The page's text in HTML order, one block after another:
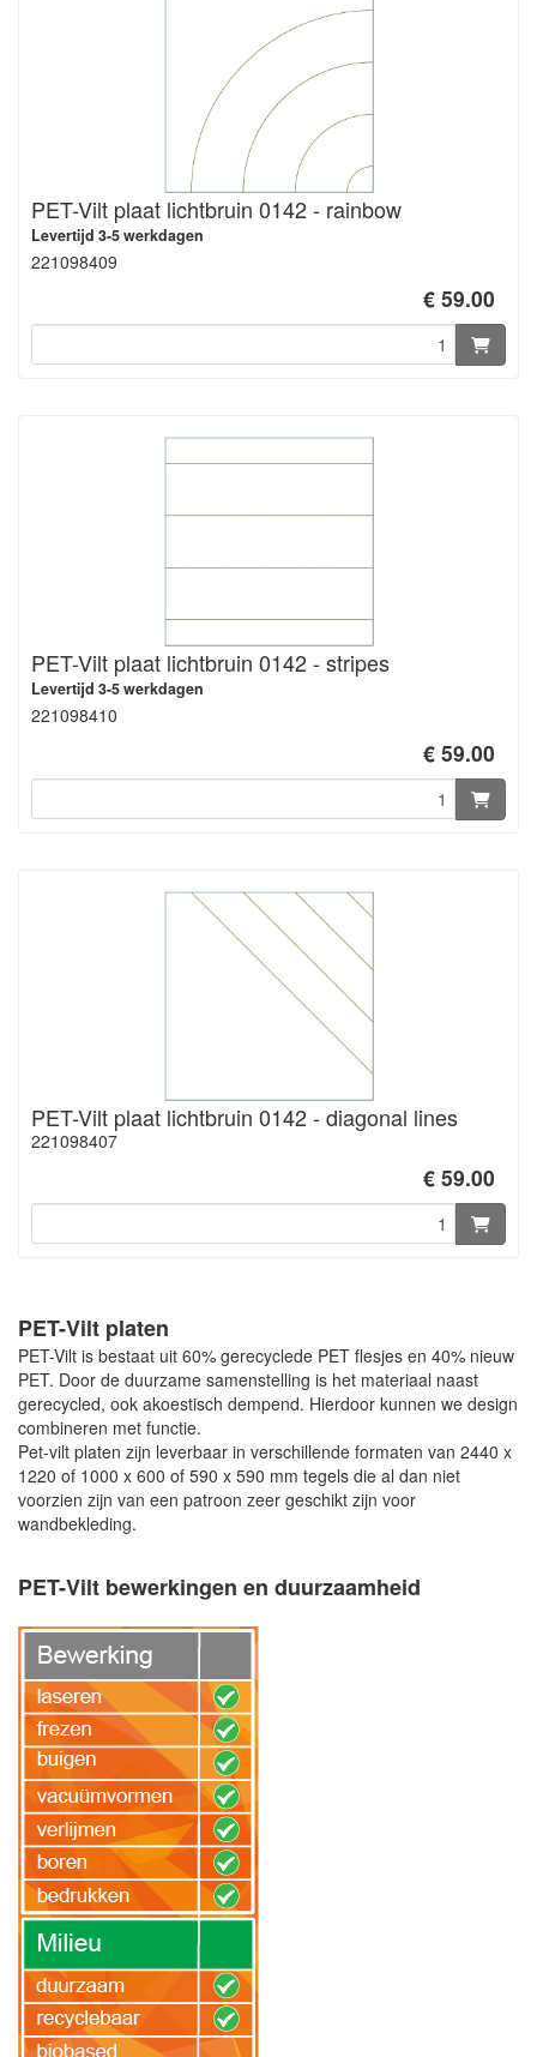
PET-Vilt plaat lichtbruin 0142 - rainbow
Levertijd 3-5 werkdagen
221098409
€ 59.00
PET-Vilt plaat lichtbruin 0142 - stripes
Levertijd 3-5 werkdagen
221098410
€ 59.00
PET-Vilt plaat lichtbruin 0142 - diagonal lines
221098407
€ 59.00
PET-Vilt platen
PET-Vilt is bestaat uit 60% gerecyclede PET flesjes en 40% nieuw
PET. Door de duurzame samenstelling is het materiaal naast
gerecycled, ook akoestisch dempend. Hierdoor kunnen we design
combineren met functie.
Pet-vilt platen zijn leverbaar in verschillende formaten van 2440 x
1220 of 1000 x 600 of 590 x 590 mm tegels die al dan niet
voorzien zijn van een patroon zeer geschikt zijn voor
wandbekleding.
PET-Vilt bewerkingen en duurzaamheid